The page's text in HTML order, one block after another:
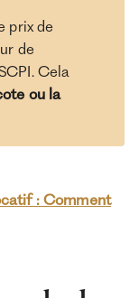
prix de
de
Cela
ou la
: Comment